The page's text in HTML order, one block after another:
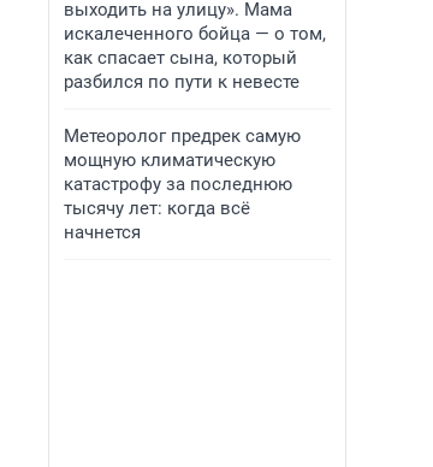
выходить на улицу». Мама
искалеченного бойца — о том,
как спасает сына, который
разбился по пути к невесте
Метеоролог предрек самую
мощную климатическую
катастрофу за последнюю
тысячу лет: когда всё
начнется